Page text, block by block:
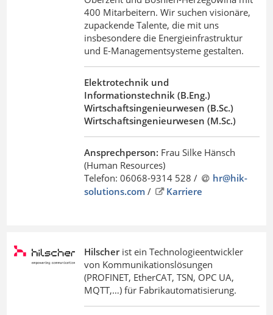
400 Mitarbeitern. Wir suchen visionäre,
zupackende Talente, die mit uns
insbesondere die Energieinfrastruktur
und E-Managementsysteme gestalten.
Elektrotechnik und
Informationstechnik (B.Eng.)
Wirtschaftsingenieurwesen (B.Sc.)
Wirtschaftsingenieurwesen (M.Sc.)
Ansprechperson: Frau Silke Hänsch
(Human Resources)
Telefon: 06068-9314 528 /
hr@hik-
solutions.com / Karriere
Hilscher ist ein Technologieentwickler
von Kommunikationslösungen
(PROFINET, EtherCAT, TSN, OPC UA,
MQTT,…) für Fabrikautomatisierung.